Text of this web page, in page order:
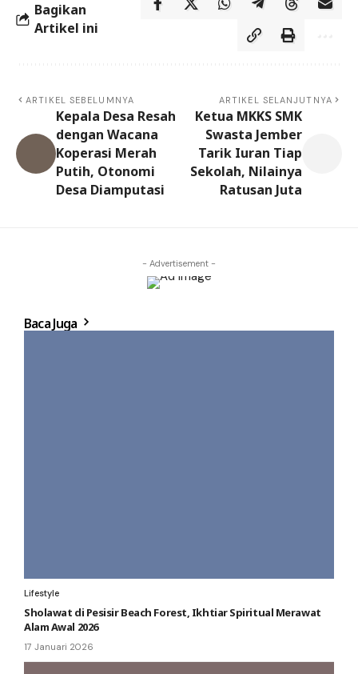
Bagikan
Artikel ini
ARTIKEL SEBELUMNYA
Kepala Desa Resah
dengan Wacana
Koperasi Merah
Putih, Otonomi
Desa Diamputasi
ARTIKEL SELANJUTNYA
Ketua MKKS SMK
Swasta Jember
Tarik Iuran Tiap
Sekolah, Nilainya
Ratusan Juta
- Advertisement -
Baca Juga
Lifestyle
Sholawat di Pesisir Beach Forest, Ikhtiar Spiritual Merawat
Alam Awal 2026
17 Januari 2026